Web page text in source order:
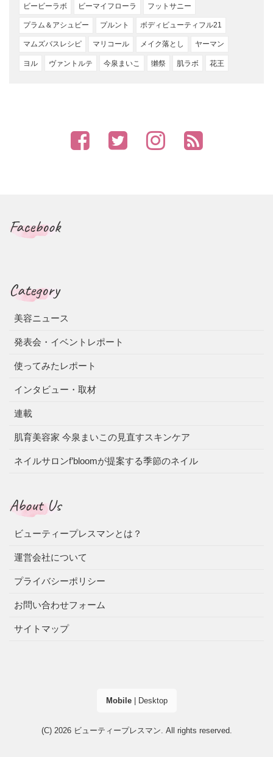
ビービーラボ ビーマイフローラ フットサニー
プラム＆アシュビー プルント ボディビューティフル21
マムズバスレシピ マリコール メイク落とし ヤーマン
ヨル ヴァントルテ 今泉まいこ 獺祭 肌ラボ 花王
Facebook
Category
美容ニュース
発表会・イベントレポート
使ってみたレポート
インタビュー・取材
連載
肌育美容家 今泉まいこの見直すスキンケア
ネイルサロンf’bloomが提案する季節のネイル
About Us
ビューティープレスマンとは？
運営会社について
プライバシーポリシー
お問い合わせフォーム
サイトマップ
Mobile| Desktop
(C) 2026 ビューティープレスマン. All rights reserved.